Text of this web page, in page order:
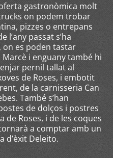
gastronòmica molt
on podem trobar
pizzes o entrepans
l’any passat s’ha
on es poden tastar
i enguany també hi
pernil tallat al
de Roses, i embotit
de la carnisseria Can
També s’han
de dolços i postres
de Roses, i de les coques
a comptar amb un
d’èxit Deleito.